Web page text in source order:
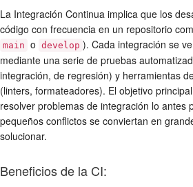
La Integración Continua implica que los
código con frecuencia en un repositorio
main o develop ). Cada integración se
mediante una serie de pruebas
integración, de regresión) y herramientas
(linters, formateadores). El objetivo
resolver problemas de integración lo antes
pequeños conflictos se conviertan en
solucionar.
Beneficios de la CI: